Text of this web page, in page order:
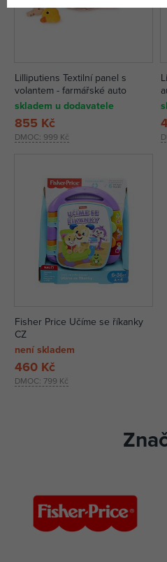
Lilliputiens Textilní panel s
volantem - farmářské auto
skladem u dodavatele
DMOC: 999 Kč
855 Kč
Fisher Price Učíme se říkanky
CZ
není skladem
DMOC: 799 Kč
460 Kč